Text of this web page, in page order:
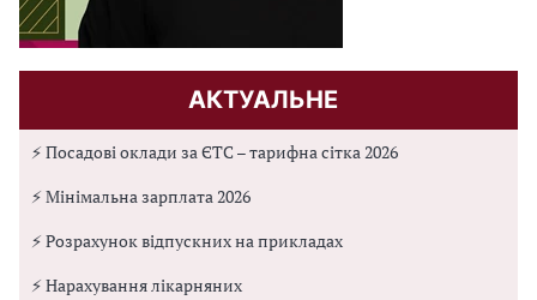
АКТУАЛЬНЕ
⚡ Посадові оклади за ЄТС – тарифна сітка 2026
⚡ Мінімальна зарплата 2026
⚡ Розрахунок відпускних на прикладах
⚡ Нарахування лікарняних